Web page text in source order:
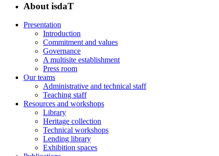
About isdaT
Presentation
Introduction
Commitment and values
Governance
A multisite establishment
Press room
Our teams
Administrative and technical staff
Teaching staff
Resources and workshops
Library
Heritage collection
Technical workshops
Lending library
Exhibition spaces